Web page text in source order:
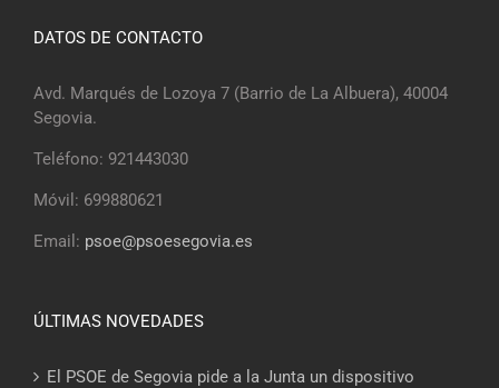
DATOS DE CONTACTO
Avd. Marqués de Lozoya 7 (Barrio de La Albuera), 40004
Segovia.
Teléfono: 921443030
Móvil: 699880621
Email: psoe@psoesegovia.es
ÚLTIMAS NOVEDADES
El PSOE de Segovia pide a la Junta un dispositivo